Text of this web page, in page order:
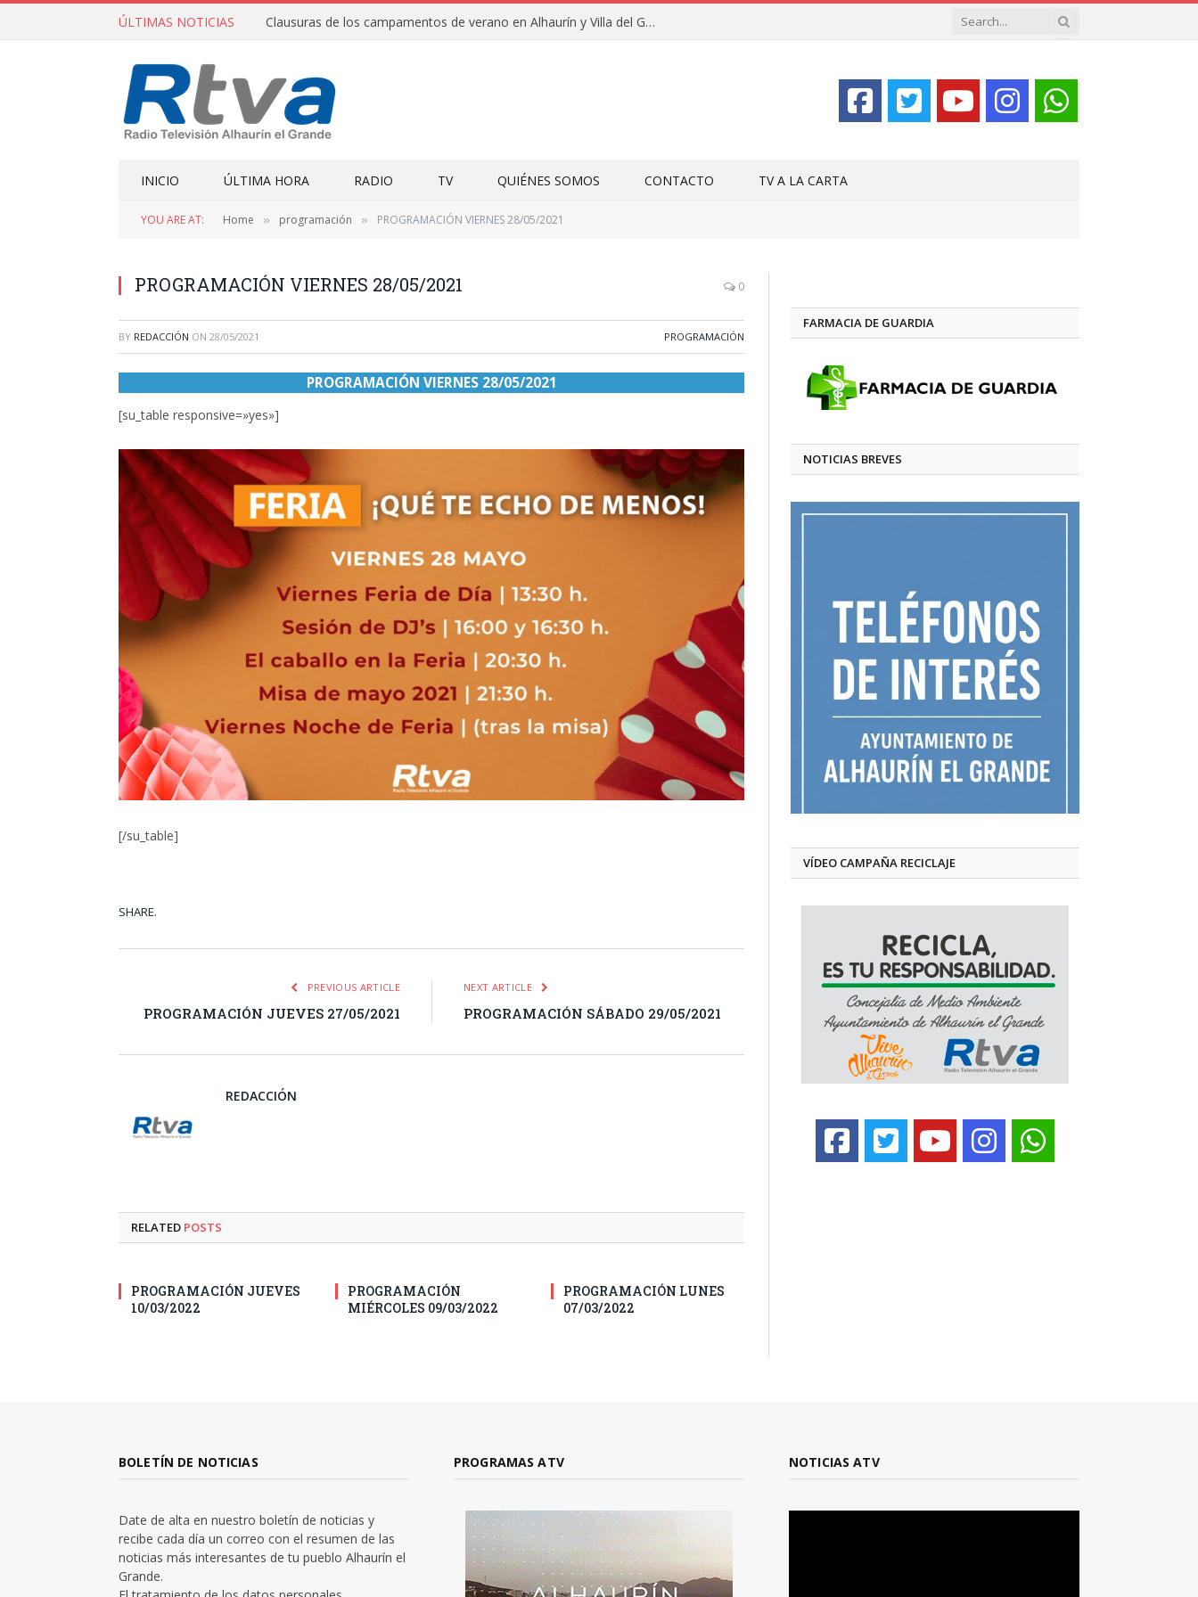
ÚLTIMAS NOTICIAS Clausuras de los campamentos de verano en Alhaurín y Villa del Guadalhorce 2026
INICIO ÚLTIMA HORA RADIO TV QUIÉNES SOMOS CONTACTO TV A LA CARTA
YOU ARE AT: Home » programación » PROGRAMACIÓN VIERNES 28/05/2021
PROGRAMACIÓN VIERNES 28/05/2021 0
BY REDACCIÓN ON 28/05/2021 PROGRAMACIÓN
PROGRAMACIÓN VIERNES 28/05/2021
[su_table responsive=»yes»]
[/su_table]
SHARE.
PREVIOUS ARTICLE
PROGRAMACIÓN JUEVES 27/05/2021
NEXT ARTICLE
PROGRAMACIÓN SÁBADO 29/05/2021
REDACCIÓN
RELATED POSTS
PROGRAMACIÓN JUEVES
10/03/2022
PROGRAMACIÓN
MIÉRCOLES 09/03/2022
PROGRAMACIÓN LUNES
07/03/2022
FARMACIA DE GUARDIA
NOTICIAS BREVES
VÍDEO CAMPAÑA RECICLAJE
BOLETÍN DE NOTICIAS
Date de alta en nuestro boletín de noticias y
recibe cada día un correo con el resumen de las
noticias más interesantes de tu pueblo Alhaurín el
Grande.
PROGRAMAS ATV NOTICIAS ATV